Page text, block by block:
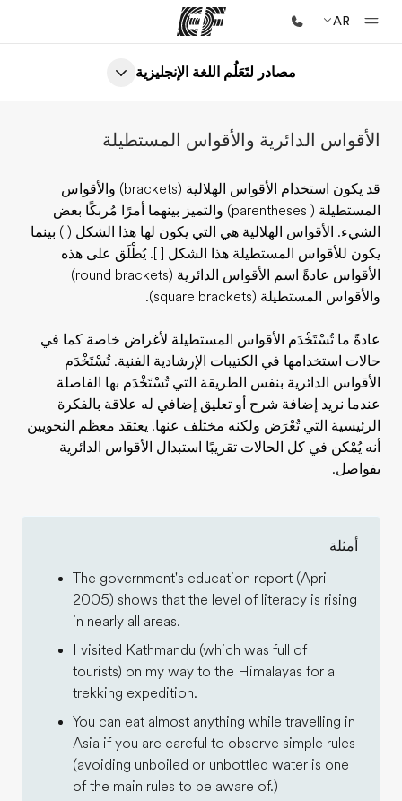
AR
الصفحة الرئيسية
برامج
مكاتب
أعثر على مكتب قريب منك
نبذة عنا
من نحن
وظائف
إنضم إلى الفريق
مصادر لتَعَلُم اللغة الإنجليزية
الأقواس الدائرية والأقواس المستطيلة
قد يكون استخدام الأقواس الهلالية (brackets) والأقواس
المستطيلة ( parentheses) والتميز بينهما أمرًا مُربكًا بعض
الشيء. الأقواس الهلالية هي التي يكون لها هذا الشكل ( ) بينما
يكون للأقواس المستطيلة هذا الشكل [ ]. يُطْلَق على هذه
الأقواس عادةً اسم الأقواس الدائرية (round brackets)
والأقواس المستطيلة (square brackets).
عادةً ما تُسْتَخْدَم الأقواس المستطيلة لأغراض خاصة كما في
حالات استخدامها في الكتيبات الإرشادية الفنية. تُسْتَخْدَم
الأقواس الدائرية بنفس الطريقة التي تُسْتَخْدَم بها الفاصلة
عندما نريد إضافة شرح أو تعليق إضافي له علاقة بالفكرة
الرئيسية التي تُعْرَض ولكنه مختلف عنها. يعتقد معظم النحويين
أنه يُمْكن في كل الحالات تقريبًا استبدال الأقواس الدائرية
بفواصل.
أمثلة
The government's education report (April
2005) shows that the level of literacy is rising
in nearly all areas.
I visited Kathmandu (which was full of
tourists) on my way to the Himalayas for a
trekking expedition.
You can eat almost anything while travelling in
Asia if you are careful to observe simple rules
(avoiding unboiled or unbottled water is one
of the main rules to be aware of.)